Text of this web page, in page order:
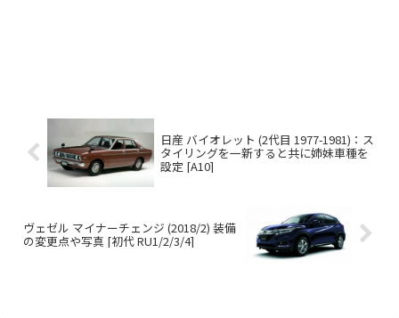
日産 バイオレット (2代目 1977-1981)：ス
タイリングを一新すると共に姉妹車種を
設定 [A10]
ヴェゼル マイナーチェンジ (2018/2) 装備
の変更点や写真 [初代 RU1/2/3/4]